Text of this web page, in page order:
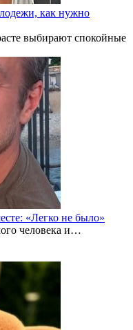
как нужно
выбирают спокойные
«Легко не было»
человека и…